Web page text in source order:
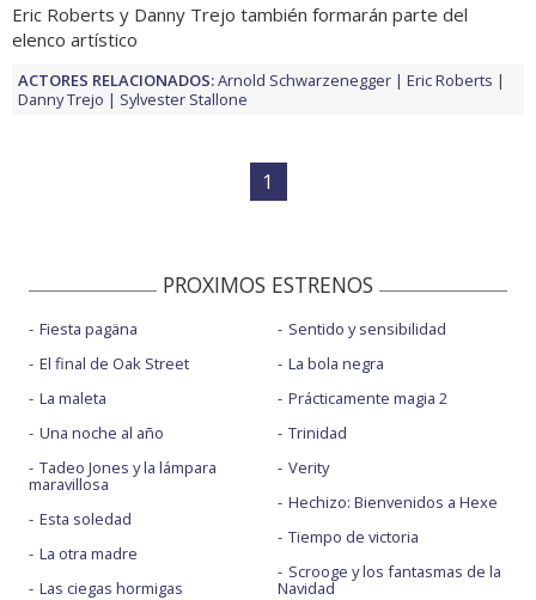
Eric Roberts y Danny Trejo también formarán parte del
elenco artístico
ACTORES RELACIONADOS:Arnold Schwarzenegger
Eric Roberts
Danny Trejo
Sylvester Stallone
1
PROXIMOS ESTRENOS
Fiesta pagäna
El final de Oak Street
La maleta
Una noche al año
Tadeo Jones y la lámpara
maravillosa
Esta soledad
La otra madre
Las ciegas hormigas
Sentido y sensibilidad
La bola negra
Prácticamente magia 2
Trinidad
Verity
Hechizo: Bienvenidos a Hexe
Tiempo de victoria
Scrooge y los fantasmas de la
Navidad